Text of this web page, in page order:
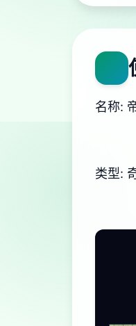
名称:
类型: